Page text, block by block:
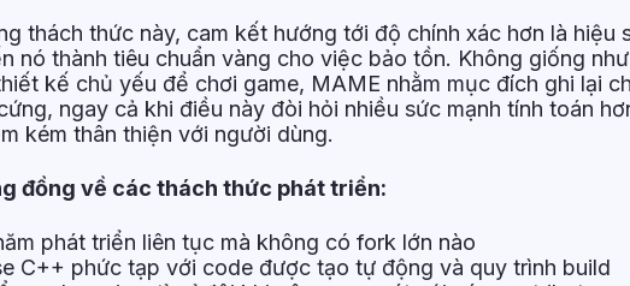
thách thức này, cam kết hướng tới độ chính xác hơn là hiệu
nó thành tiêu chuẩn vàng cho việc bảo tồn. Không giống
kế chủ yếu để chơi game, MAME nhằm mục đích ghi lại
ngay cả khi điều này đòi hỏi nhiều sức mạnh tính toán
kém thân thiện với người dùng.
đồng về các thách thức phát triển:
phát triển liên tục mà không có fork lớn nào
C++ phức tạp với code được tạo tự động và quy trình build